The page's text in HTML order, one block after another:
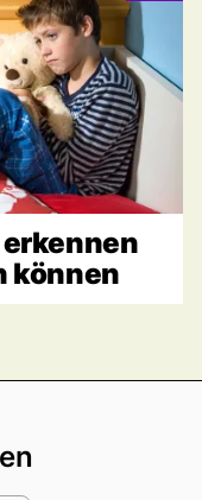
erkennen
können